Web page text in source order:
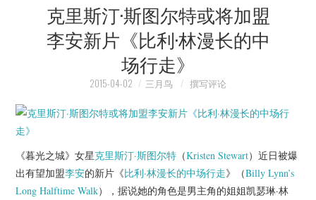
预告片
海报剧照
杂七杂八
美剧英剧
电影档期
克里斯汀·斯图尔特或将加盟
李安新片《比利·林漫长的中
场行走》
2015-04-02 三月鸟 撰写评论
《暮光之城》女星克里斯汀·斯图尔特 （Kristen Stewart）近日被爆
出有望加盟李安的新片《比利·林漫长的中场行走》（Billy Lynn’s
Long Halftime Walk），据说她的角色是男主角的姐姐凯瑟琳·林